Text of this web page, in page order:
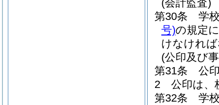
(会計監査)
第30条
学
号)の規定
けなけれ
(公印及び
第31条
公
2
公印は、
第32条
学